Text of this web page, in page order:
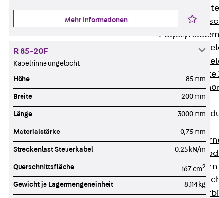
Zurück
Verbindung
Zurück
Dorne
Zurück
Querkraftdorn
Zurück
Mehr Informationen
R 85-20F
Kabelrinne ungelocht
Höhe 85 mm
Breite 200 mm
Länge 3000 mm
Materialstärke 0,75 mm
Streckenlast Steuerkabel 0,25 kN/m
Querschnittsfläche 167 cm2
Gewicht je Lagermengeneinheit 8,114 kg